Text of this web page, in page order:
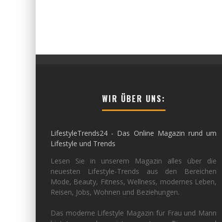
WIR ÜBER UNS:
LifestyleTrends24 - Das Online Magazin rund um
Lifestyle und Trends
Lesen Sie in unserem Magazin alles über die
neuesten Lifestyle-Trends aus den Bereichen
Mode, Beauty, Fitness, Wellness, modernes Leben,
Reisen, Jobs, Wohnen und Beziehungen.
Das moderne Lifestyle Magazin für Frau und Mann